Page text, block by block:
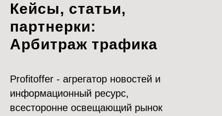
Кейсы, статьи,
партнерки:
Арбитраж трафика
Profitoffer - агрегатор новостей и
информационный ресурс,
всесторонне освещающий рынок